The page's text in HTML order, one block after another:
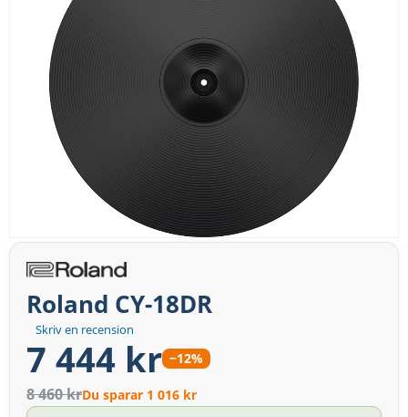
Skriv en recension
Roland CY-18DR
7 444 kr −12%
8 460 krDu sparar 1 016 kr